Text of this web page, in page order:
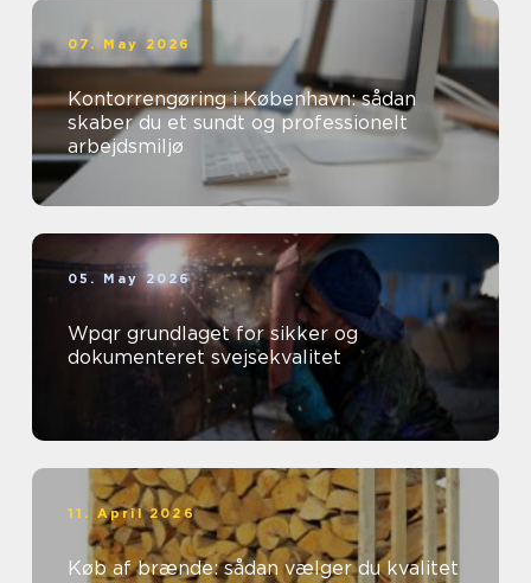
07. May 2026
Kontorrengøring i København: sådan
skaber du et sundt og professionelt
arbejdsmiljø
05. May 2026
Wpqr grundlaget for sikker og
dokumenteret svejsekvalitet
11. April 2026
Køb af brænde: sådan vælger du kvalitet